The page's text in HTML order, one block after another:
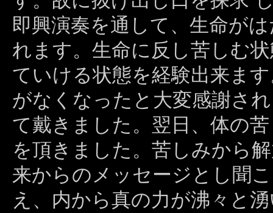
即興演奏を通して、生命が
れます。生命に反し苦しむ
ていける状態を経験出来ま
がなくなったと大変感謝さ
て戴きました。翌日、体の
を頂きました。苦しみから
来からのメッセージとし聞
え、内から真の力が沸々と